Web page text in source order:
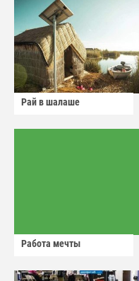
Рай в шалаше
Работа мечты